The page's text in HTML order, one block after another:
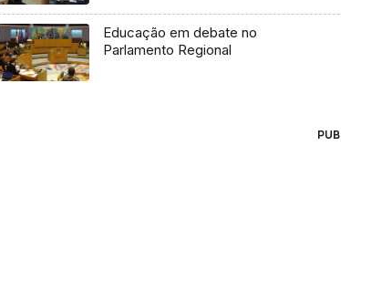
Educação em debate no
Parlamento Regional
PUB